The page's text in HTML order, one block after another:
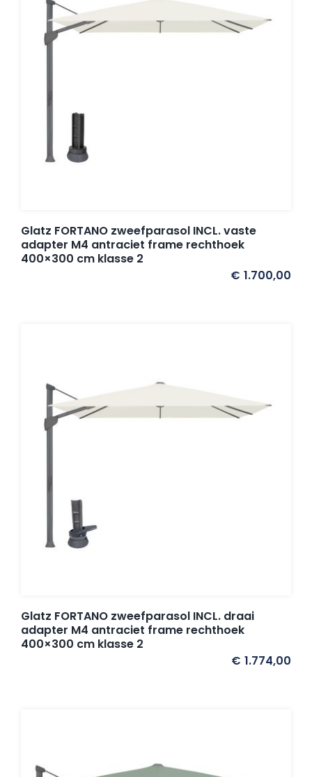
Glatz FORTANO zweefparasol INCL. vaste
adapter M4 antraciet frame rechthoek
400×300 cm klasse 2
€ 1.700,00
Glatz FORTANO zweefparasol INCL. draai
adapter M4 antraciet frame rechthoek
400×300 cm klasse 2
€ 1.774,00